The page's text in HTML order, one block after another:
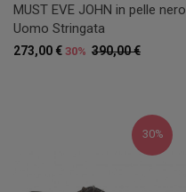
MUST EVE JOHN in pelle nero
Uomo Stringata
390,00 €
273,00 € 30%
30%